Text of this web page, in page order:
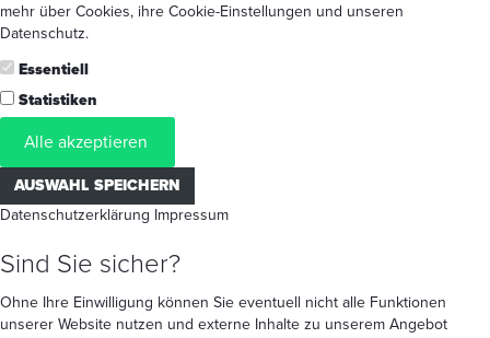
mehr über Cookies, ihre Cookie-Einstellungen und unseren
Datenschutz.
Essentiell
Statistiken
Alle akzeptieren
AUSWAHL SPEICHERN
Datenschutzerklärung Impressum
Sind Sie sicher?
Ohne Ihre Einwilligung können Sie eventuell nicht alle Funktionen
unserer Website nutzen und externe Inhalte zu unserem Angebot